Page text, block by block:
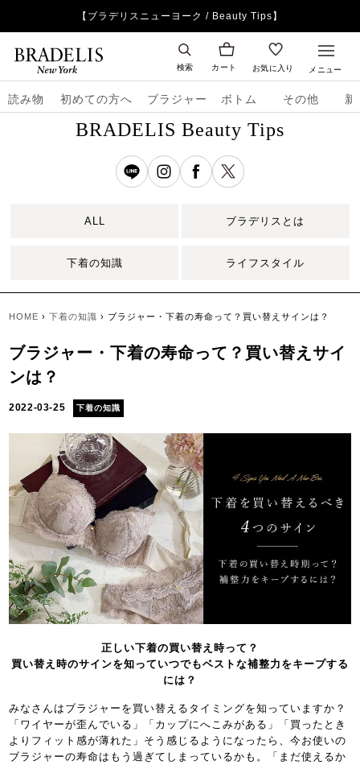
【ブラデリスニューヨーク / Beauty Tips】
読み物 初めての方へ ブラジャー ボトム その他 新
カート お気に入り
検索 メニュー
BRADELIS Beauty Tips
ALL ブラデリスとは
下着の知識 ライフスタイル
HOME › 下着の知識 › ブラジャー・下着の寿命って？買い替えサインは？
ブラジャー・下着の寿命って？買い替えサイ
ンは？
2022-03-25 下着の知識
正しい下着の買い替え時って？
買い替え時のサインを知っていつでもベストな補整力をキープする
には？
みなさんはブラジャーを買い替えるタイミングを知っていますか？
「ワイヤーが歪んでいる」「カップにへこみがある」「買ったとき
よりフィット感が薄れた」そう感じるようになったら、今お使いの
ブラジャーの寿命はもう過ぎてしまっているかも。「まだ使えるか